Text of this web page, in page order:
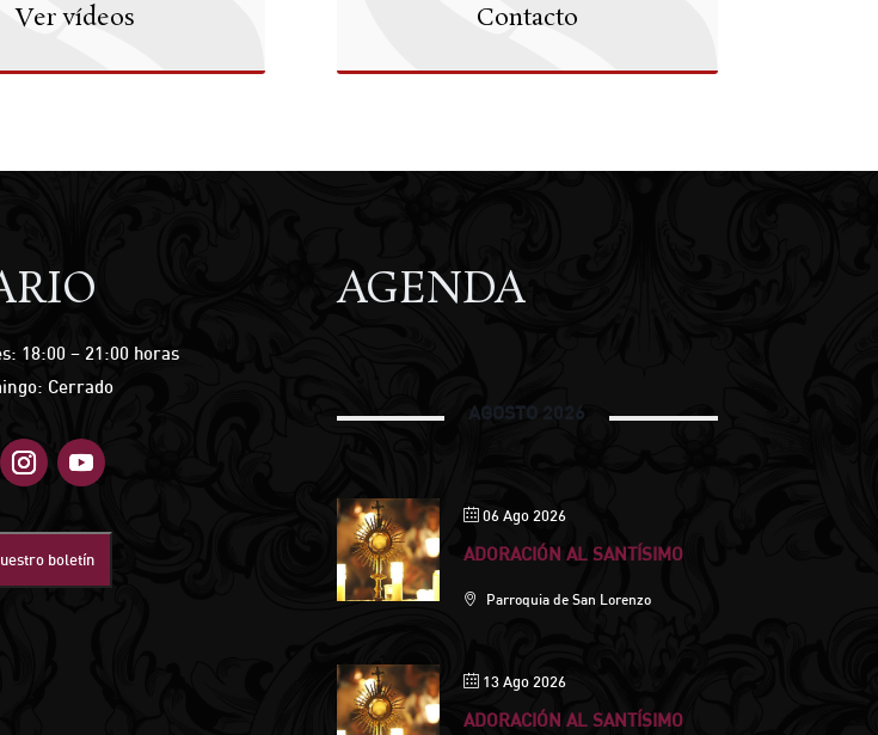
Ver vídeos Contacto
18:00 – 21:00 horas
Cerrado
boletín
AGENDA
AGOSTO 2026
06 Ago 2026
ADORACIÓN AL SANTÍSIMO
Parroquia de San Lorenzo
13 Ago 2026
ADORACIÓN AL SANTÍSIMO